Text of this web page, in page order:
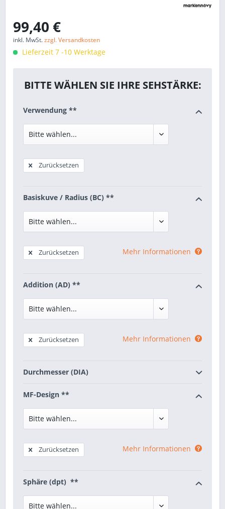
99,40 €
inkl. MwSt.zzgl. Versandkosten
Lieferzeit 7 -10 Werktage
BITTE WÄHLEN SIE IHRE SEHSTÄRKE:
Verwendung **
Zurücksetzen
Basiskuve / Radius (BC) **
Zurücksetzen Mehr Informationen
Addition (AD) **
Zurücksetzen Mehr Informationen
Durchmesser (DIA)
MF-Design **
Zurücksetzen Mehr Informationen
Sphäre (dpt) **